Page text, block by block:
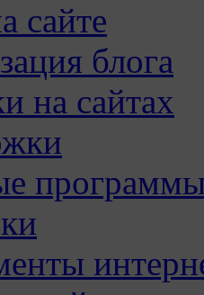
сайте
блога
на сайтах